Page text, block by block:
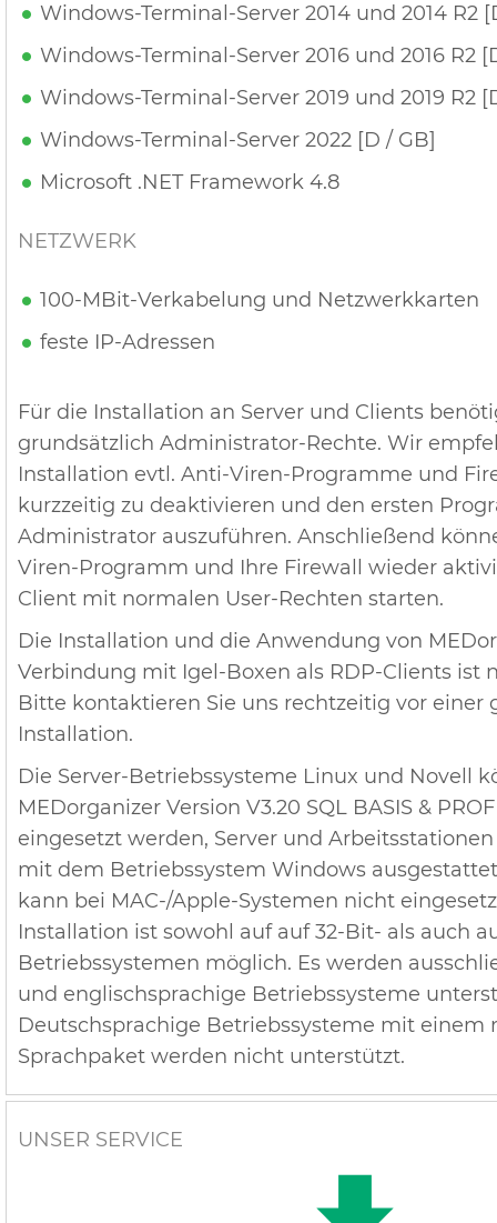
Windows-Terminal-Server 2014 und 2014 R2
Windows-Terminal-Server 2016 und 2016 R2
Windows-Terminal-Server 2019 und 2019 R2
Windows-Terminal-Server 2022 [D / GB]
Microsoft .NET Framework 4.8
NETZWERK
100-MBit-Verkabelung und Netzwerkkarten
feste IP-Adressen
Für die Installation an Server und Clients
grundsätzlich Administrator-Rechte. Wir
Installation evtl. Anti-Viren-Programme und
kurzzeitig zu deaktivieren und den ersten
Administrator auszuführen. Anschließend
Viren-Programm und Ihre Firewall wieder
Client mit normalen User-Rechten starten.
Die Installation und die Anwendung von
Verbindung mit Igel-Boxen als RDP-Clients ist
Bitte kontaktieren Sie uns rechtzeitig vor einer
Installation.
Die Server-Betriebssysteme Linux und Novell
MEDorganizer Version V3.20 SQL BASIS &
eingesetzt werden, Server und
mit dem Betriebssystem Windows
kann bei MAC-/Apple-Systemen nicht
Installation ist sowohl auf auf 32-Bit- als auch
Betriebssystemen möglich. Es werden
und englischsprachige Betriebssysteme
Deutschsprachige Betriebssysteme mit
Sprachpaket werden nicht unterstützt.
UNSER SERVICE